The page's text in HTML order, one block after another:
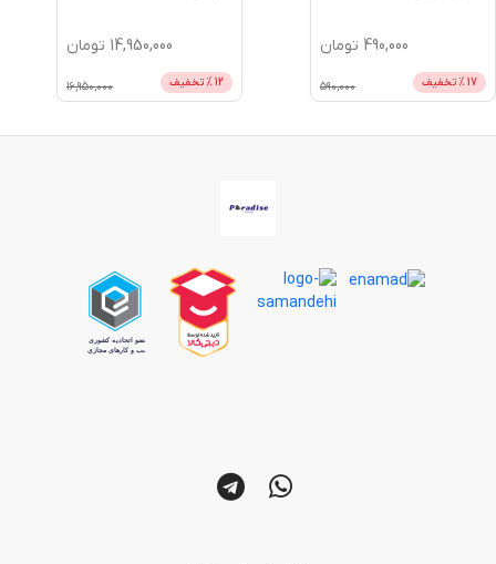
490,000 تومان
17 % تخفیف 590,000
14,950,000 تومان
12 % تخفیف 16,950,000